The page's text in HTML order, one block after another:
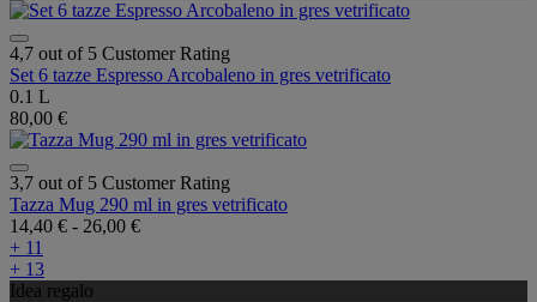
4,7 out of 5 Customer Rating
Set 6 tazze Espresso Arcobaleno in gres vetrificato
0.1 L
80,00 €
3,7 out of 5 Customer Rating
Tazza Mug 290 ml in gres vetrificato
14,40 € - 26,00 €
+ 11
+ 13
Idea regalo